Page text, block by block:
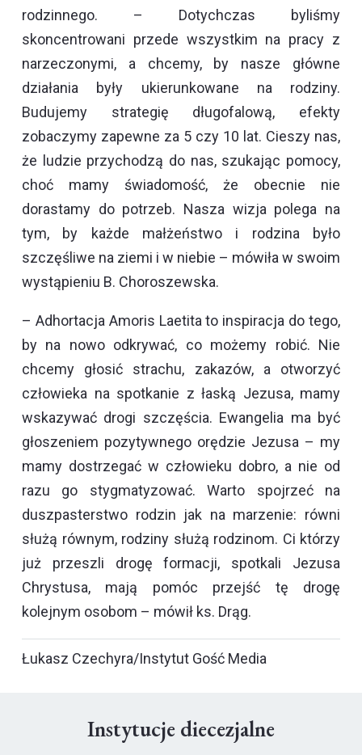
rodzinnego. – Dotychczas byliśmy
skoncentrowani przede wszystkim na pracy z
narzeczonymi, a chcemy, by nasze główne
działania były ukierunkowane na rodziny.
Budujemy strategię długofalową, efekty
zobaczymy zapewne za 5 czy 10 lat. Cieszy nas,
że ludzie przychodzą do nas, szukając pomocy,
choć mamy świadomość, że obecnie nie
dorastamy do potrzeb. Nasza wizja polega na
tym, by każde małżeństwo i rodzina było
szczęśliwe na ziemi i w niebie – mówiła w swoim
wystąpieniu B. Choroszewska.
– Adhortacja Amoris Laetita to inspiracja do tego,
by na nowo odkrywać, co możemy robić. Nie
chcemy głosić strachu, zakazów, a otworzyć
człowieka na spotkanie z łaską Jezusa, mamy
wskazywać drogi szczęścia. Ewangelia ma być
głoszeniem pozytywnego orędzie Jezusa – my
mamy dostrzegać w człowieku dobro, a nie od
razu go stygmatyzować. Warto spojrzeć na
duszpasterstwo rodzin jak na marzenie: równi
służą równym, rodziny służą rodzinom. Ci którzy
już przeszli drogę formacji, spotkali Jezusa
Chrystusa, mają pomóc przejść tę drogę
kolejnym osobom – mówił ks. Drąg.
Łukasz Czechyra/Instytut Gość Media
Instytucje diecezjalne